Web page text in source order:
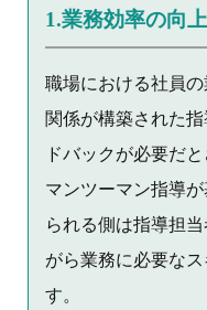
1.業務効率の向上
職場における社員
関係が構築された
ドバックが必要だ
マンツーマン指導
られる側は指導担
がら業務に必要な
す。